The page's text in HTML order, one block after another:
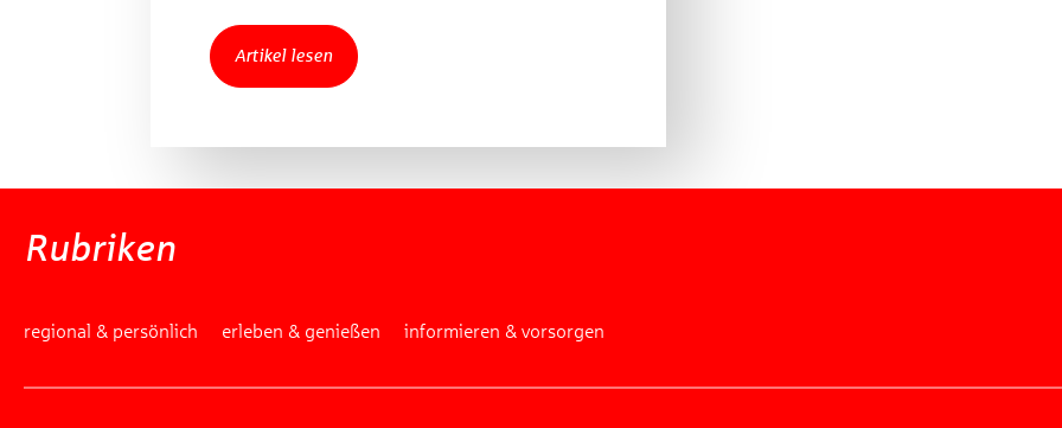
Artikel lesen
Rubriken
regional & persönlich erleben & genießen informieren & vorsorgen